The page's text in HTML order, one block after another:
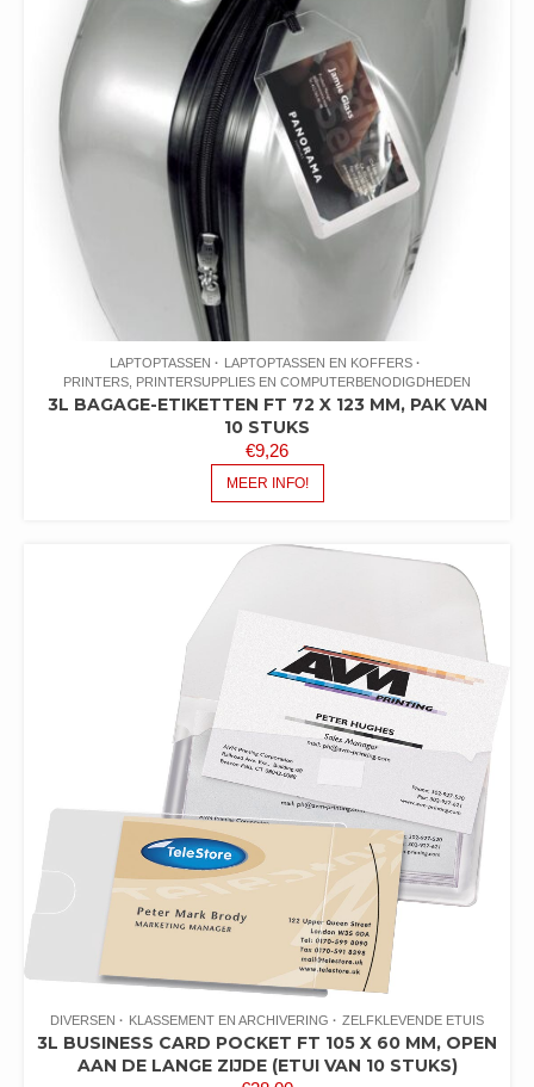
LAPTOPTASSEN
LAPTOPTASSEN EN KOFFERS
PRINTERS, PRINTERSUPPLIES EN COMPUTERBENODIGDHEDEN
3L BAGAGE-ETIKETTEN FT 72 X 123 MM, PAK VAN
10 STUKS
€9,26
MEER INFO!
DIVERSEN KLASSEMENT EN ARCHIVERING ZELFKLEVENDE ETUIS
3L BUSINESS CARD POCKET FT 105 X 60 MM, OPEN
AAN DE LANGE ZIJDE (ETUI VAN 10 STUKS)